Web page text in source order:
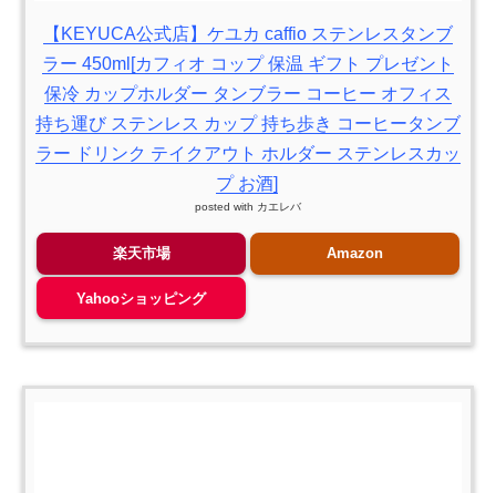
【KEYUCA公式店】ケユカ caffio ステンレスタンブ
ラー 450ml[カフィオ コップ 保温 ギフト プレゼント
保冷 カップホルダー タンブラー コーヒー オフィス
持ち運び ステンレス カップ 持ち歩き コーヒータンブ
ラー ドリンク テイクアウト ホルダー ステンレスカッ
プ お酒]
posted with カエレバ
楽天市場 Amazon
Yahooショッピング